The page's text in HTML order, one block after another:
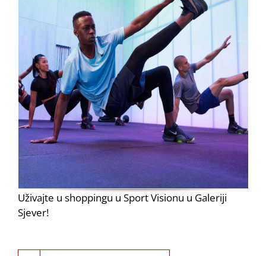
Uživajte u shoppingu u Sport Visionu u Galeriji
Sjever!